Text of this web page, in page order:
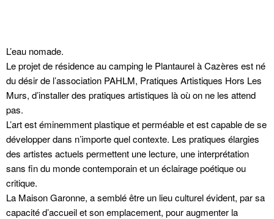
L’eau nomade.
Le projet de résidence au camping le Plantaurel à Cazères est né
du désir de l’association PAHLM, Pratiques Artistiques Hors Les
Murs, d’installer des pratiques artistiques là où on ne les attend
pas.
L’art est éminemment plastique et perméable et est capable de se
développer dans n’importe quel contexte. Les pratiques élargies
des artistes actuels permettent une lecture, une interprétation
sans fin du monde contemporain et un éclairage poétique ou
critique.
La Maison Garonne, a semblé être un lieu culturel évident, par sa
capacité d’accueil et son emplacement, pour augmenter la